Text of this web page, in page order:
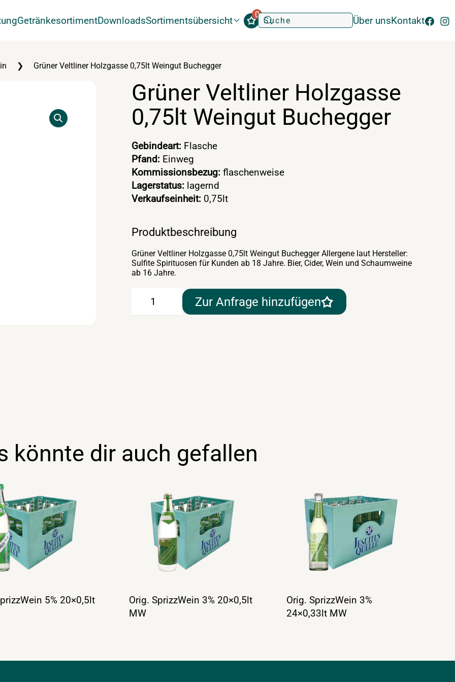
GetränkesortimentDownloadsSortimentsübersicht
0
Über unsKontakt
Grüner Veltliner Holzgasse 0,75lt Weingut Buchegger
Grüner Veltliner Holzgasse
0,75lt Weingut Buchegger
Gebindeart: Flasche
Pfand: Einweg
Kommissionsbezug: flaschenweise
Lagerstatus: lagernd
Verkaufseinheit: 0,75lt
Produktbeschreibung
Grüner Veltliner Holzgasse 0,75lt Weingut Buchegger Allergene laut Hersteller:
Sulfite Spirituosen für Kunden ab 18 Jahre. Bier, Cider, Wein und Schaumweine
ab 16 Jahre.
Veltliner
Zur Anfrage hinzufügen
könnte dir auch gefallen
5% 20×0,5lt
Orig. SprizzWein 3% 20×0,5lt
MW
Orig. SprizzWein 3%
24×0,33lt MW